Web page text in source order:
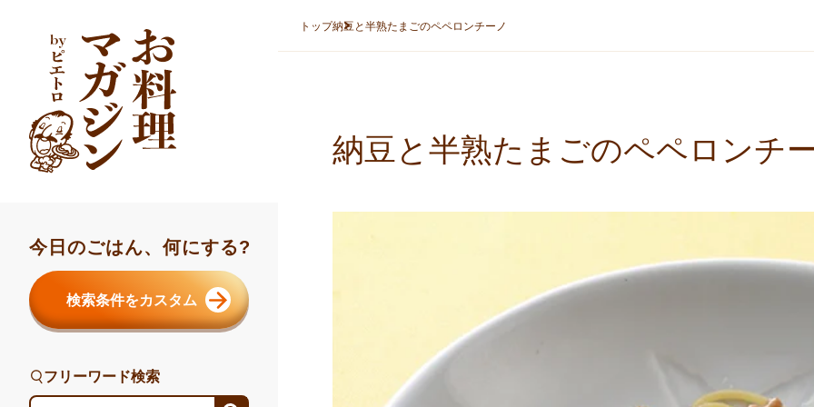
今日のごはん、何にする?
検索条件をカスタム
フリーワード検索
トップ納豆と半熟たまごのペペロンチーノ
納豆と半熟たまごのペペロンチ